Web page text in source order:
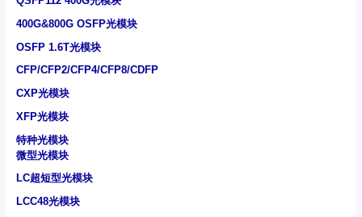
400G&800G OSFP光模块
OSFP 1.6T光模块
CFP/CFP2/CFP4/CFP8/CDFP
CXP光模块
XFP光模块
特种光模块
微型光模块
LC超短型光模块
LCC48光模块